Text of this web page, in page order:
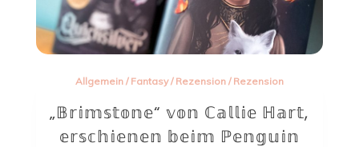
Allgemein/ Fantasy/ Rezension/ Rezension
„𝔹𝕣𝕚𝕞𝕤𝕥𝕠𝕟𝕖“ 𝕧𝕠𝕟 ℂ𝕒𝕝𝕝𝕚𝕖 ℍ𝕒𝕣𝕥,
𝕖𝕣𝕤𝕔𝕙𝕚𝕖𝕟𝕖𝕟 𝕓𝕖𝕚𝕞 ℙ𝕖𝕟𝕘𝕦𝕚𝕟